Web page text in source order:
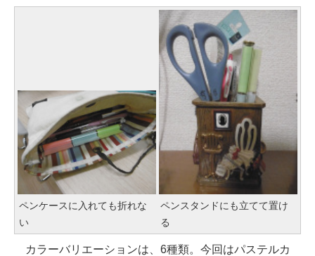
ペンケースに入れても折れな
い
ペンスタンドにも立てて置け
る
カラーバリエーションは、6種類。今回はパステルカ